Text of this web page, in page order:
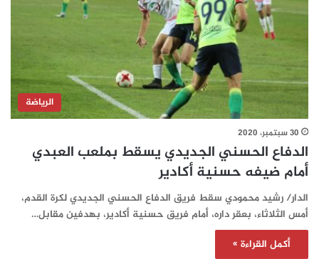
الرياضة
30 سبتمبر، 2020
الدفاع الحسني الجديدي يسقط بملعب العبدي
أمام ضيفه حسنية أكادير
الدار/ رشيد محمودي سقط فريق الدفاع الحسني الجديدي لكرة القدم،
أمس الثلاثاء، بعقر داره، أمام فريق حسنية أكادير، بهدفين مقابل…
أكمل القراءة »